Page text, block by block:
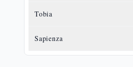
Tobia
Sapienza